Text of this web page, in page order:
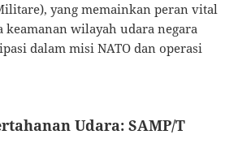
yang memainkan peran vital
keamanan wilayah udara negara
dalam misi NATO dan operasi
Udara: SAMP/T